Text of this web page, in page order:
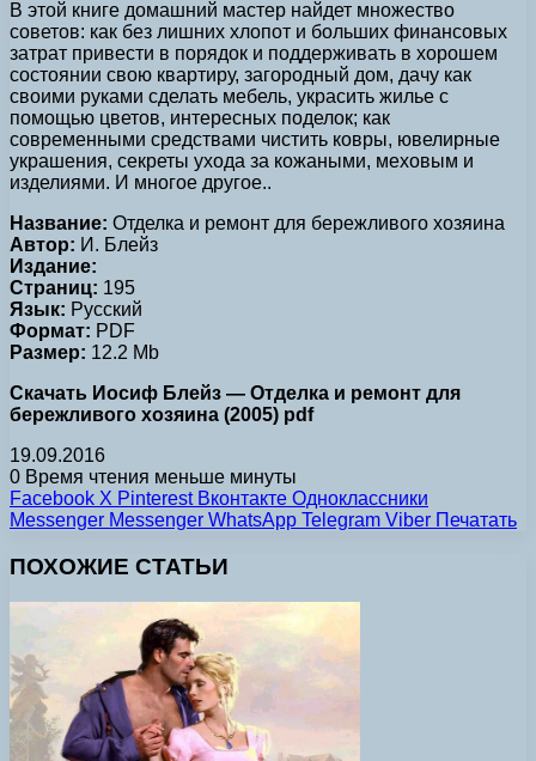
В этой книге домашний мастер найдет множество
советов: как без лишних хлопот и больших финансовых
затрат привести в порядок и поддерживать в хорошем
состоянии свою квартиру, загородный дом, дачу как
своими руками сделать мебель, украсить жилье с
помощью цветов, интересных поделок; как
современными средствами чистить ковры, ювелирные
украшения, секреты ухода за кожаными, меховым и
изделиями. И многое другое..
Название: Отделка и ремонт для бережливого хозяина
Автор: И. Блейз
Издание:
Страниц: 195
Язык: Русский
Формат: PDF
Размер: 12.2 Mb
Скачать Иосиф Блейз — Отделка и ремонт для
бережливого хозяина (2005) pdf
19.09.2016
0 Время чтения меньше минуты
Facebook X Pinterest Вконтакте Одноклассники
Messenger Messenger WhatsApp Telegram Viber Печатать
ПОХОЖИЕ СТАТЬИ